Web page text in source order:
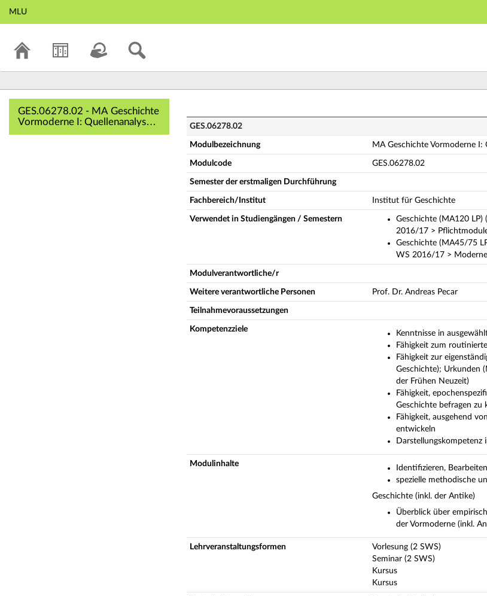
Hauptnavigation
MLU
GES.06278.02 - MA Geschichte
Vormoderne I: Quellenanalysen
(Vollständige
GES.06278.02
Modulbezeichnung MA Geschichte Vormoderne I:
Modulcode GES.06278.02
Semester der erstmaligen Durchführung
Fachbereich/Institut Institut für Geschichte
Verwendet in Studiengängen / Semestern
Geschichte (MA120 LP)
2016/17 >
Geschichte (MA45/75
WS 2016/17 >
Modulverantwortliche/r
Weitere verantwortliche Personen Prof. Dr. Andreas Pecar
Teilnahmevoraussetzungen
Kompetenzziele
Kenntnisse in
Fähigkeit zum
Fähigkeit zur
Geschichte); Urkunden
der Frühen Neuzeit)
Fähigkeit,
Geschichte befragen zu
Fähigkeit, ausgehend
entwickeln
Modulinhalte
Identifizieren,
spezielle methodische
Geschichte (inkl. der Antike)
Überblick über
der Vormoderne (inkl.
Lehrveranstaltungsformen
Vorlesung (2 SWS)
Seminar (2 SWS)
Kursus
Kursus